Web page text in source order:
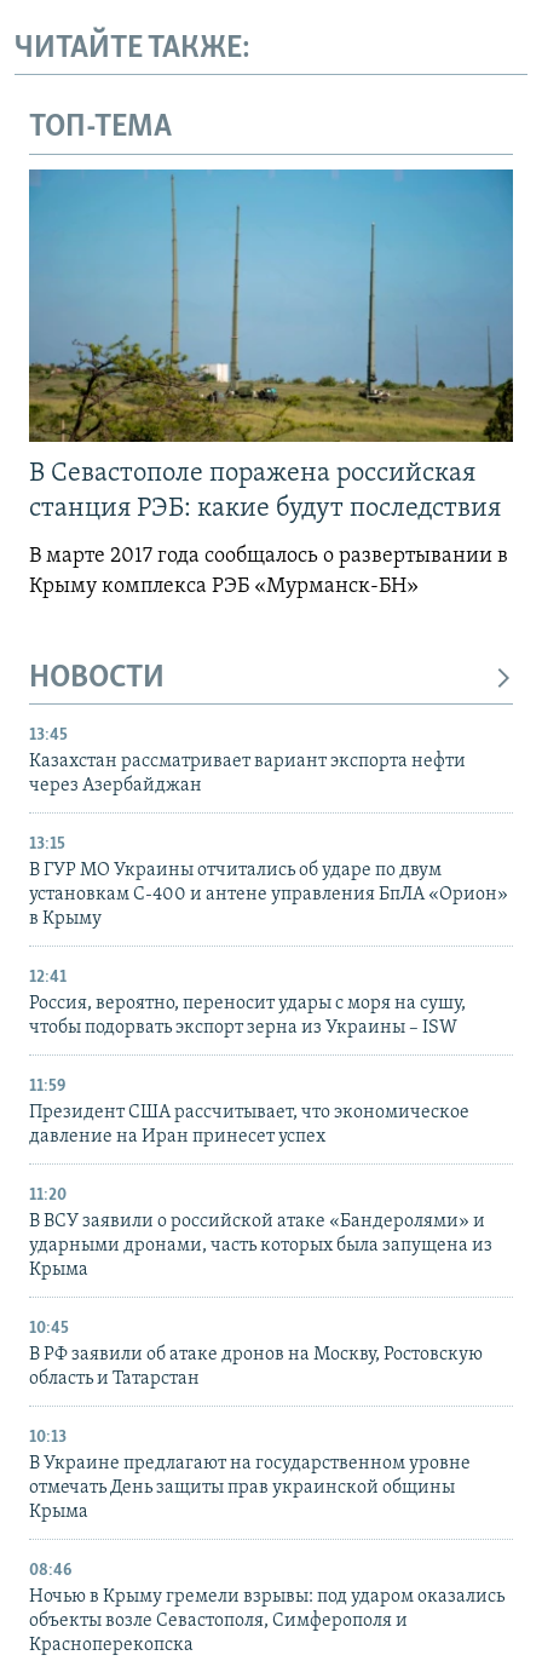
ЧИТАЙТЕ ТАКЖЕ:
ТОП-ТЕМА
В Севастополе поражена российская
станция РЭБ: какие будут последствия
В марте 2017 года сообщалось о развертывании в
Крыму комплекса РЭБ «Мурманск-БН»
НОВОСТИ
13:45
Казахстан рассматривает вариант экспорта нефти
через Азербайджан
13:15
В ГУР МО Украины отчитались об ударе по двум
установкам С-400 и антене управления БпЛА «Орион»
в Крыму
12:41
Россия, вероятно, переносит удары с моря на сушу,
чтобы подорвать экспорт зерна из Украины – ISW
11:59
Президент США рассчитывает, что экономическое
давление на Иран принесет успех
11:20
В ВСУ заявили о российской атаке «Бандеролями» и
ударными дронами, часть которых была запущена из
Крыма
10:45
В РФ заявили об атаке дронов на Москву, Ростовскую
область и Татарстан
10:13
В Украине предлагают на государственном уровне
отмечать День защиты прав украинской общины
Крыма
08:46
Ночью в Крыму гремели взрывы: под ударом оказались
объекты возле Севастополя, Симферополя и
Красноперекопска